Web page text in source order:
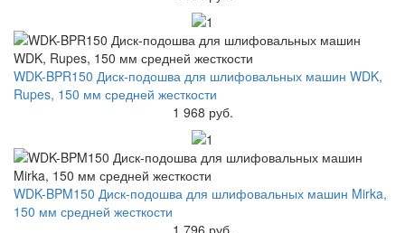
WDK-BPR150 Диск-подошва для шлифовальных машин WDK,
Rupes, 150 мм средней жесткости
1 968 руб.
WDK-BPM150 Диск-подошва для шлифовальных машин Mirka,
150 мм средней жесткости
1 796 руб.